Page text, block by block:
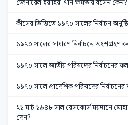
জেনারেল ইয়াহিয়া খান ক্ষমতায় বসেন কেন?
কীসের ভিত্তিতে ১৯৭০ সালের নির্বাচন
১৯৭০ সালের সাধারণ নির্বাচনে অংশগ্রহণ
১৯৭০ সালে জাতীয় পরিষদের নির্বাচনের
১৯৭০ সালে প্রাদেশিক পরিষদের
২১ মার্চ ১৯৪৮ সাল রেসকোর্স ময়দানে
দেন?